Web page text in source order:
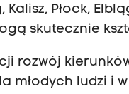
Płock,
skutecznie
rozwój
młodych ludzi i